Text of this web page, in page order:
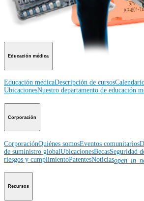
HombroRodilla Mano y muñecaPie y tobillo
Columna vertebral
Educación médica
Educación médicaDescripción de cursos
UbicacionesNuestro departamento de educación
Corporación
CorporaciónQuiénes somosEventos comunitarios
de suministro globalUbicacionesBecasSeguridad
riesgos y cumplimientoPatentesNoticias
Recursos